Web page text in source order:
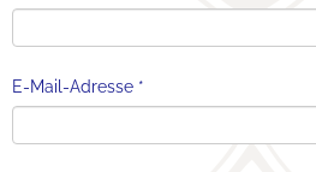
E-Mail-Adresse *